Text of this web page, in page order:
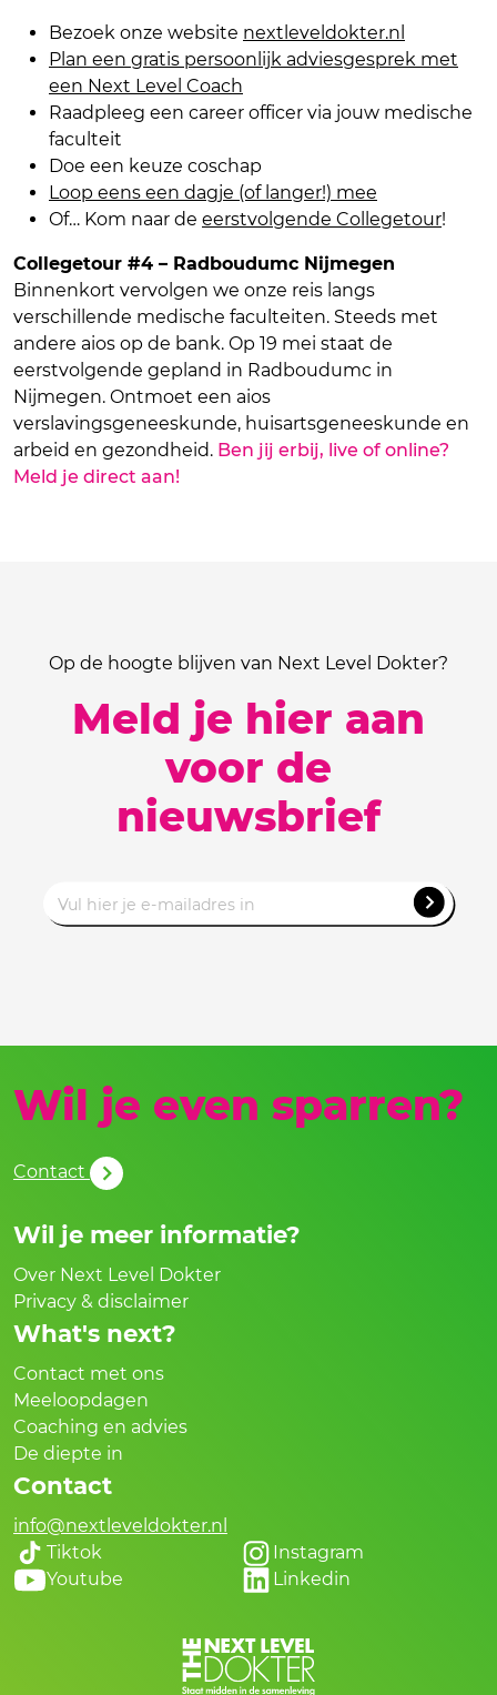
Bezoek onze website nextleveldokter.nl
Plan een gratis persoonlijk adviesgesprek met
een Next Level Coach
Raadpleeg een career officer via jouw medische
faculteit
Doe een keuze coschap
Loop eens een dagje (of langer!) mee
Of… Kom naar de eerstvolgende Collegetour!
Collegetour #4 – Radboudumc Nijmegen
Binnenkort vervolgen we onze reis langs
verschillende medische faculteiten. Steeds met
andere aios op de bank. Op 19 mei staat de
eerstvolgende gepland in Radboudumc in
Nijmegen. Ontmoet een aios
verslavingsgeneeskunde, huisartsgeneeskunde en
arbeid en gezondheid. Ben jij erbij, live of online?
Meld je direct aan!
Op de hoogte blijven van Next Level Dokter?
Meld je hier aan
voor de
nieuwsbrief
Wil je even sparren?
Contact
Wil je meer informatie?
Over Next Level Dokter
Privacy & disclaimer
What's next?
Contact met ons
Meeloopdagen
Coaching en advies
De diepte in
Contact
info@nextleveldokter.nl
Tiktok
Instagram
Youtube
Linkedin